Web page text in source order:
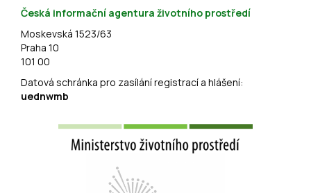
Česká informační agentura životního prostředí
Moskevská 1523/63
Praha 10
101 00
Datová schránka pro zasílání registrací a hlášení:
uednwmb